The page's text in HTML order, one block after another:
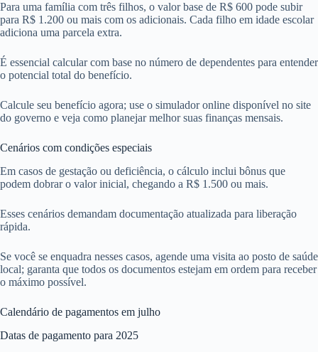
Para uma família com três filhos, o valor base de R$ 600 pode subir
para R$ 1.200 ou mais com os adicionais. Cada filho em idade escolar
adiciona uma parcela extra.
É essencial calcular com base no número de dependentes para entender
o potencial total do benefício.
Calcule seu benefício agora; use o simulador online disponível no site
do governo e veja como planejar melhor suas finanças mensais.
Cenários com condições especiais
Em casos de gestação ou deficiência, o cálculo inclui bônus que
podem dobrar o valor inicial, chegando a R$ 1.500 ou mais.
Esses cenários demandam documentação atualizada para liberação
rápida.
Se você se enquadra nesses casos, agende uma visita ao posto de saúde
local; garanta que todos os documentos estejam em ordem para receber
o máximo possível.
Calendário de pagamentos em julho
Datas de pagamento para 2025